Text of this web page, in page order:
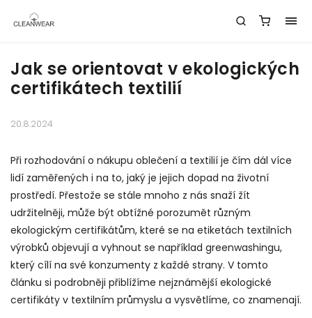
Jak se orientovat v ekologických
certifikátech textilií
20.8.2024
Při rozhodování o nákupu oblečení a textilií je čím dál více
lidí zaměřených i na to, jaký je jejich dopad na životní
prostředí. Přestože se stále mnoho z nás snaží žít
udržitelněji, může být obtížné porozumět různým
ekologickým certifikátům, které se na etiketách textilních
výrobků objevují a vyhnout se například greenwashingu,
který cílí na své konzumenty z každé strany. V tomto
článku si podrobněji přiblížíme nejznámější ekologické
certifikáty v textilním průmyslu a vysvětlíme, co znamenají.